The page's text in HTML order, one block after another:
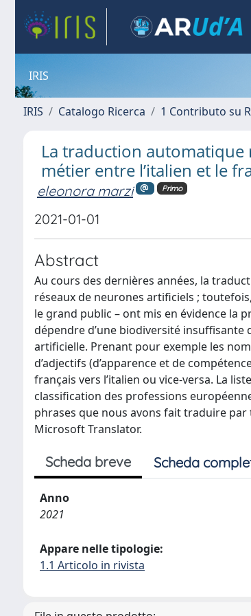
IRIS
IRIS Catalogo Ricerca 1 Contributo su
La traduction automatique
métier entre l’italien et le
eleonora marzi Primo
2021-01-01
Abstract
Au cours des dernières années, la
réseaux de neurones artificiels ;
le grand public – ont mis en évidence la
dépendre d’une biodiversité insuffisante
artificielle. Prenant pour exemple les
d’adjectifs (d’apparence et de
français vers l’italien ou vice-versa. La
classification des professions
phrases que nous avons fait traduire
Microsoft Translator.
Scheda breve Scheda
Anno
2021
Appare nelle tipologie:
1.1 Articolo in rivista